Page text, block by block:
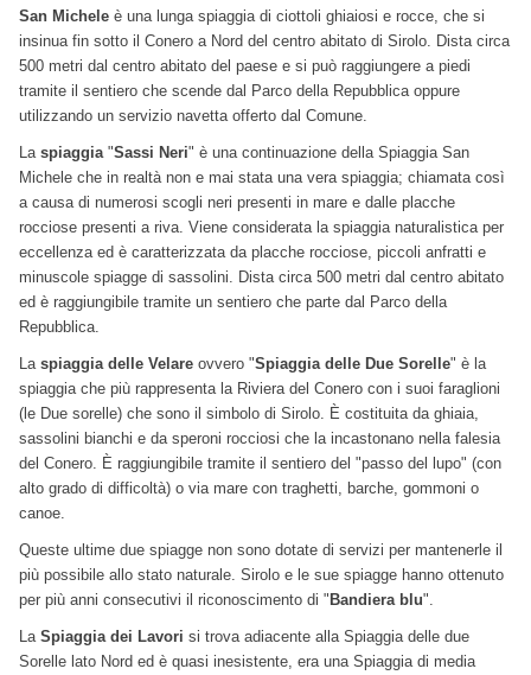
San Michele è una lunga spiaggia di ciottoli ghiaiosi e rocce, che si
insinua fin sotto il Conero a Nord del centro abitato di Sirolo. Dista circa
500 metri dal centro abitato del paese e si può raggiungere a piedi
tramite il sentiero che scende dal Parco della Repubblica oppure
utilizzando un servizio navetta offerto dal Comune.
La spiaggia"Sassi Neri" è una continuazione della Spiaggia San
Michele che in realtà non e mai stata una vera spiaggia; chiamata così
a causa di numerosi scogli neri presenti in mare e dalle placche
rocciose presenti a riva. Viene considerata la spiaggia naturalistica per
eccellenza ed è caratterizzata da placche rocciose, piccoli anfratti e
minuscole spiagge di sassolini. Dista circa 500 metri dal centro abitato
ed è raggiungibile tramite un sentiero che parte dal Parco della
Repubblica.
La spiaggia delle Velare ovvero "Spiaggia delle Due Sorelle" è la
spiaggia che più rappresenta la Riviera del Conero con i suoi faraglioni
(le Due sorelle) che sono il simbolo di Sirolo. È costituita da ghiaia,
sassolini bianchi e da speroni rocciosi che la incastonano nella falesia
del Conero. È raggiungibile tramite il sentiero del "passo del lupo" (con
alto grado di difficoltà) o via mare con traghetti, barche, gommoni o
canoe.
Queste ultime due spiagge non sono dotate di servizi per mantenerle il
più possibile allo stato naturale. Sirolo e le sue spiagge hanno ottenuto
per più anni consecutivi il riconoscimento di " Bandiera blu".
La Spiaggiadei Lavori si trova adiacente alla Spiaggia delle due
Sorelle lato Nord ed è quasi inesistente, era una Spiaggia di media